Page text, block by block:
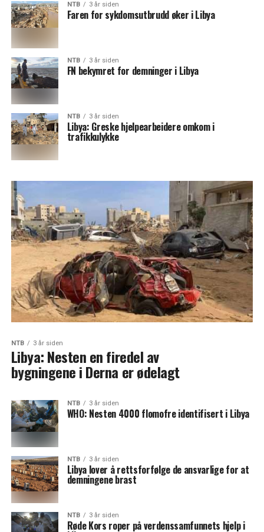
NTB 3 år siden
Faren for sykdomsutbrudd øker i Libya
NTB 3 år siden
FN bekymret for demninger i Libya
NTB 3 år siden
Libya: Greske hjelpearbeidere omkom i
trafikkulykke
NTB 3 år siden
Libya: Nesten en firedel av
bygningene i Derna er ødelagt
NTB 3 år siden
WHO: Nesten 4000 flomofre identifisert i Libya
NTB 3 år siden
Libya lover å rettsforfølge de ansvarlige for at
demningene brast
NTB 3 år siden
Røde Kors roper på verdenssamfunnets hjelp i